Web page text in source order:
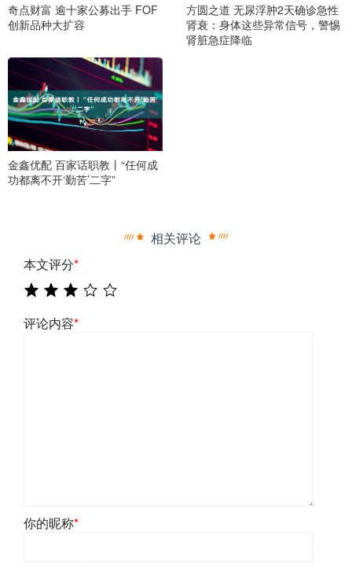
奇点财富 逾十家公募出手 FOF
创新品种大扩容
方圆之道 无尿浮肿2天确诊急性
肾衰：身体这些异常信号，警惕
肾脏急症降临
金鑫优配 百家话职教丨“任何成
功都离不开‘勤苦’二字”
相关评论
本文评分*
评论内容*
你的昵称*